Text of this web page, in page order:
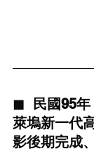
◼  民國95年
萊塢新一代
影後期完成